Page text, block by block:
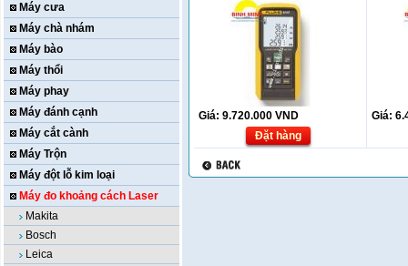
Máy cưa
Máy chà nhám
Máy bào
Máy thổi
Máy phay
Máy đánh cạnh
Máy cắt cành
Máy Trộn
Máy đột lỗ kim loại
Máy đo khoảng cách Laser
Makita
Bosch
Leica
Giá: 9.720.000 VND
Đặt hàng
Giá: